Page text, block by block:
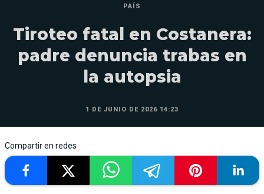
PAÍS
Tiroteo fatal en Costanera:
padre denuncia trabas en
la autopsia
1 DE JUNIO DE 2026 14:23
Compartir en redes